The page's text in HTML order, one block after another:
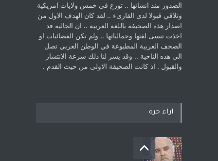
الصدور منذ انشائها .. توزع في خمس ولايات امريكية
‏وتلاقي قبولا لدى القارىء ..‏ لقد كان الهدف الاول من
اصدار هذه الصحيفة باللغة العربية .. ان الجالية قد
اخذت ‏تنسى لغتها وجمالياتها .. ولم تكن الفضائيات او
الصحف العربية المطبوعة في الوطن ‏العربي تصل
الى هذه الناحية .. وقد يسر لنا ذلك سرعة الانتشار
والقبول . اذ كانت ‏الصحيفة الاولى من حيث القدم . ‏
اراء حرة